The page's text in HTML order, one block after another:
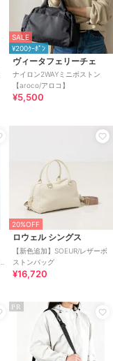
SALE
¥200ｸｰﾎﾟﾝ
ヴィータフェリーチェ
ナイロン2WAYミニボストン
【aroco/アロコ】
¥5,500
20%OFF
ロウェル シングス
【新色追加】SOEUR/レザーボ
ストンバッグ
¥16,720
PR